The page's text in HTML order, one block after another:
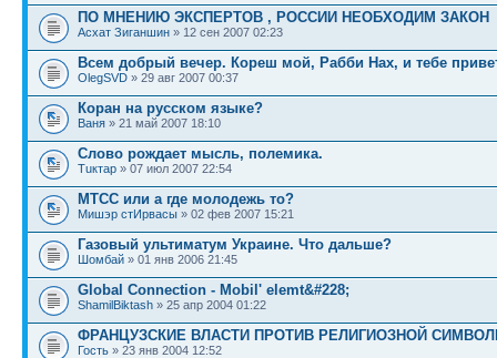
ПО МНЕНИЮ ЭКСПЕРТОВ , РОССИИ НЕОБХОДИМ ЗАКОН
Асхат Зиганшин » 12 сен 2007 02:23
Всем добрый вечер. Кореш мой, Рабби Нах, и тебе
OlegSVD » 29 авг 2007 00:37
Коран на русском языке?
Ваня » 21 май 2007 18:10
Слово рождает мысль, полемика.
Тuктар » 07 июл 2007 22:54
МТСС или а где молодежь то?
Мишэр стИрвасы » 02 фев 2007 15:21
Газовый ультиматум Украине. Что дальше?
Шомбай » 01 янв 2006 21:45
Global Connection - Mobil' elemt&#228;
ShamilBiktash » 25 апр 2004 01:22
ФРАНЦУЗСКИЕ ВЛАСТИ ПРОТИВ РЕЛИГИОЗНОЙ
Гость » 23 янв 2004 12:52